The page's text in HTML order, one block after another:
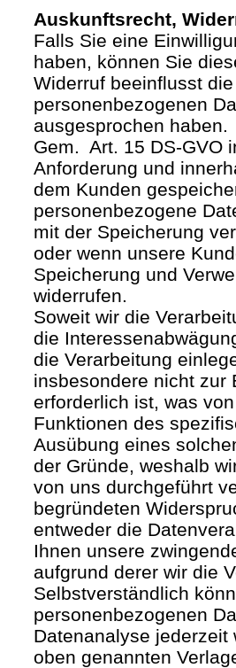
Auskunftsrecht,
Falls Sie eine
haben, können Sie
Widerruf beeinflusst
personenbezogenen
ausgesprochen haben.
Gem. Art. 15 DS-GVO
Anforderung und
dem Kunden
personenbezogene
mit der Speicherung
oder wenn unsere
Speicherung und
widerrufen.
Soweit wir die
die
die Verarbeitung
insbesondere nicht zur
erforderlich ist, was
Funktionen des
Ausübung eines
der Gründe, weshalb
von uns durchgeführt
begründeten
entweder die
Ihnen unsere
aufgrund derer wir die
Selbstverständlich
personenbezogenen
Datenanalyse jederzeit
oben genannten